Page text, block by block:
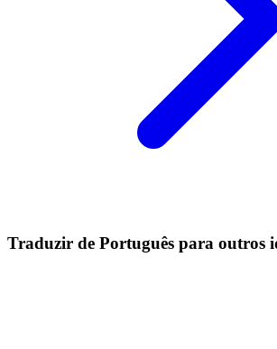
Traduzir de Português para outros